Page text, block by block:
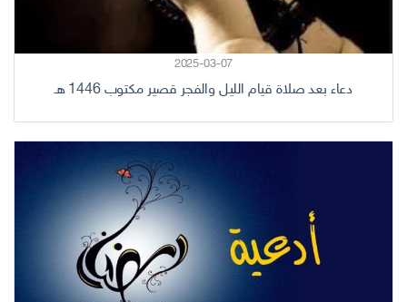
2025-03-07
دعاء بعد صلاة قيام الليل والفجر قصير مكتوب 1446 هـ